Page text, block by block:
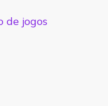
de jogos